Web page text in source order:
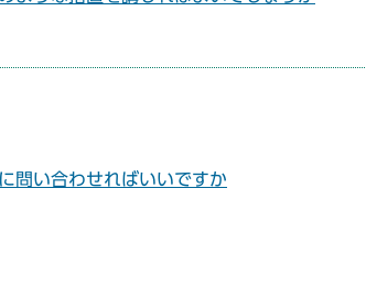
問い合わせればいいですか